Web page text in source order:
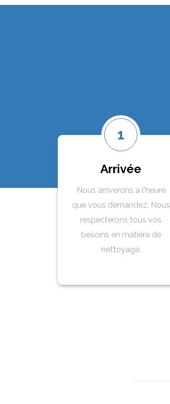
1
Arrivée
Nous arriverons à l'heure
que vous demandez. Nous
respecterons tous vos
besoins en matière de
nettoyage.